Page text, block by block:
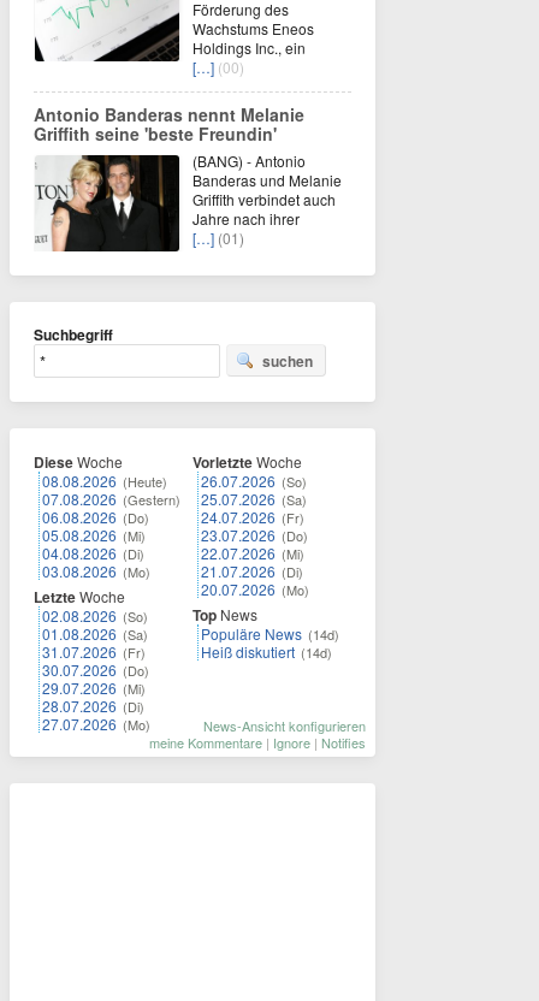
Förderung des
Wachstums Eneos
Holdings Inc., ein
[…] (00)
Antonio Banderas nennt Melanie
Griffith seine 'beste Freundin'
(BANG) - Antonio
Banderas und Melanie
Griffith verbindet auch
Jahre nach ihrer
[…] (01)
Suchbegriff
suchen
DieseWoche
08.08.2026 (Heute)
07.08.2026 (Gestern)
06.08.2026 (Do)
05.08.2026 (Mi)
04.08.2026 (Di)
03.08.2026 (Mo)
LetzteWoche
02.08.2026 (So)
01.08.2026 (Sa)
31.07.2026 (Fr)
30.07.2026 (Do)
29.07.2026 (Mi)
28.07.2026 (Di)
27.07.2026 (Mo)
VorletzteWoche
26.07.2026 (So)
25.07.2026 (Sa)
24.07.2026 (Fr)
23.07.2026 (Do)
22.07.2026 (Mi)
21.07.2026 (Di)
20.07.2026 (Mo)
Top News
Populäre News (14d)
Heiß diskutiert (14d)
News-Ansicht konfigurieren
meine Kommentare | Ignore | Notifies